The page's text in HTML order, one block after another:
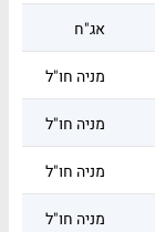
אג"ח
מניה חו"ל
מניה חו"ל
מניה חו"ל
מניה חו"ל